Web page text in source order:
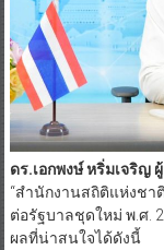
ดร.เอกพงษ์ หริ่มเจริญ
“สำนักงานสถิติแห่งชา
ต่อรัฐบาลชุดใหม่ พ.ศ.
ผลที่น่าสนใจได้ดังนี้